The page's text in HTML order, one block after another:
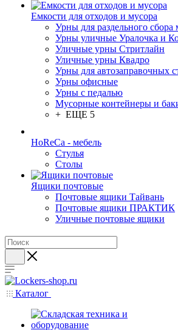
Емкости для отходов и мусора
Урны для раздельного сбора
Урны уличные Уралочка и
Уличные урны Стритлайн
Уличные урны Квадро
Урны для автозаправочных
Урны офисные
Урны с педалью
Мусорные контейнеры и
+ ЕЩЕ 5
HoReCa - мебель
Стулья
Столы
Ящики почтовые
Почтовые ящики Тайвань
Почтовые ящики ПРАКТИК
Уличные почтовые ящики
Каталог